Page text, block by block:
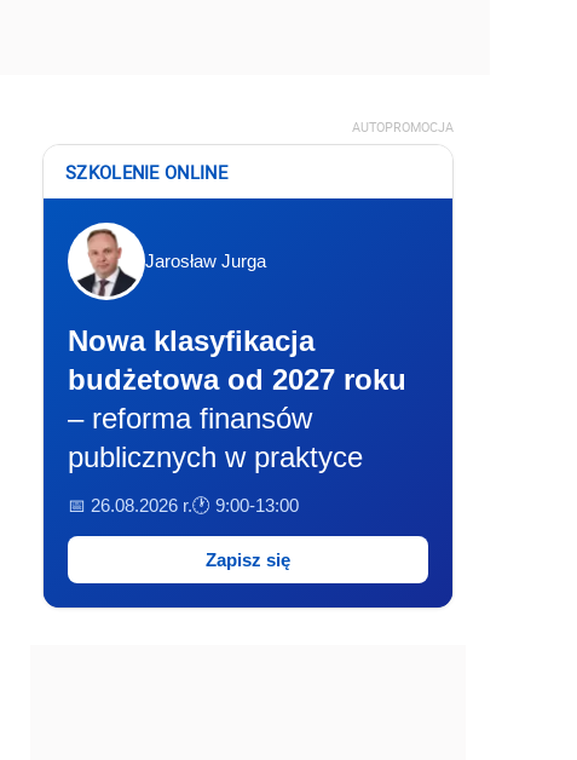
AUTOPROMOCJA
SZKOLENIE ONLINE
Jarosław Jurga
Nowa klasyfikacja
budżetowa od 2027 roku
– reforma finansów
publicznych w praktyce
📅 26.08.2026 r.🕐 9:00-13:00
Zapisz się